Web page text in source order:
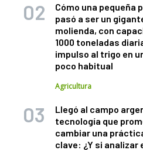
Cómo una pequeña
pasó a ser un
molienda, con
1000 toneladas
impulso al trigo en
poco habitual
Agricultura
Llegó al campo
tecnología que
cambiar una
clave: ¿Y si analizar